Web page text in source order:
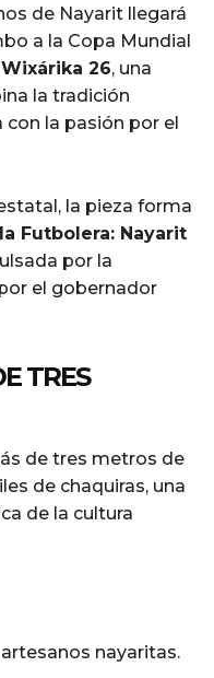
de Nayarit llegará
a la Copa Mundial
26, una
la tradición
la pasión por el
la pieza forma
Futbolera: Nayarit
por la
el gobernador
TRES
de tres metros de
de chaquiras, una
de la cultura
nayaritas.